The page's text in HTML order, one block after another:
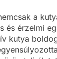
a
és érzelmi
kutya